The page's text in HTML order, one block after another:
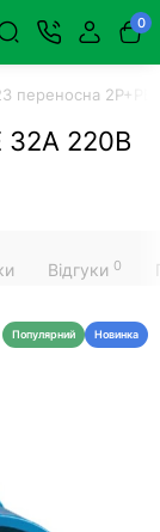
0
переносна 2Р+PЕ
32А 220В
Відгуки 0
Популярний Новинка